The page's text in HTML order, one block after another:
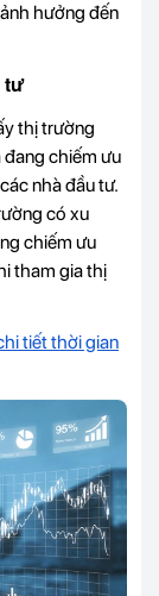
hưởng đến
tư
thị trường
chiếm ưu
nhà đầu tư.
có xu
chiếm ưu
tham gia thị
tiết thời gian